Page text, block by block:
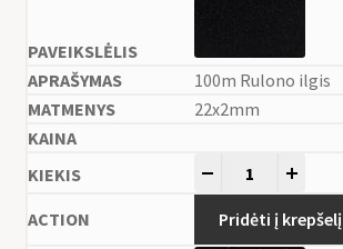
100m Rulono ilgis
22x2mm
Pridėti į krepšelį